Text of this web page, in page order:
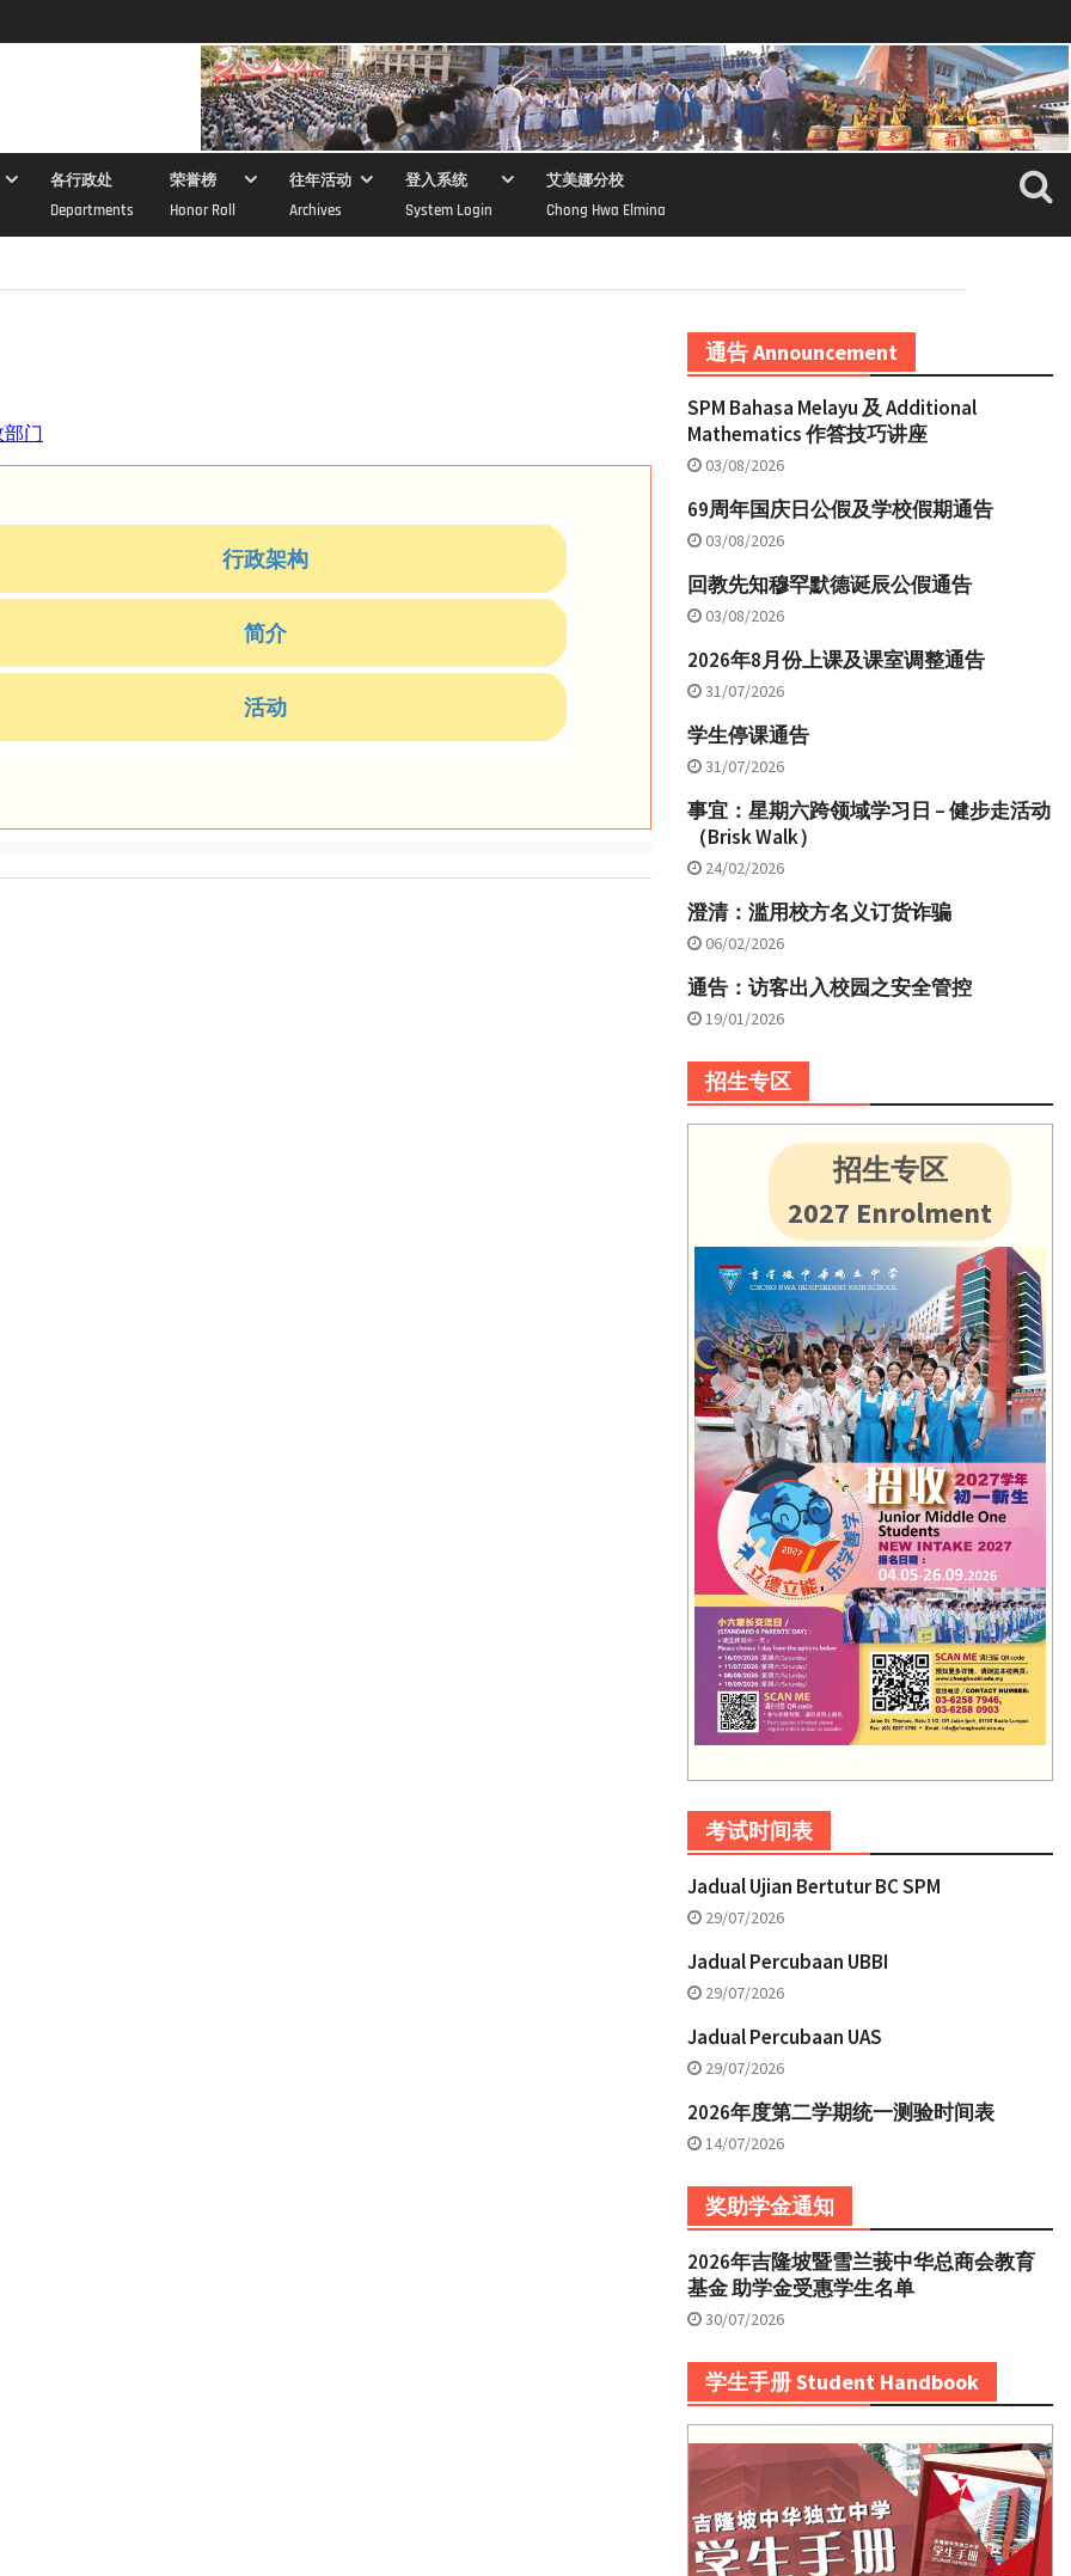
各行政处
Departments
荣誉榜
Honor Roll
往年活动
Archives
登入系统
System Login
艾美娜分校
Chong Hwa Elmina
门
行政架构
简介
活动
通告 Announcement
SPM Bahasa Melayu 及 Additional
Mathematics 作答技巧讲座
03/08/2026
69周年国庆日公假及学校假期通告
03/08/2026
回教先知穆罕默德诞辰公假通告
03/08/2026
2026年8月份上课及课室调整通告
31/07/2026
学生停课通告
31/07/2026
事宜：星期六跨领域学习日 – 健步走活动
（Brisk Walk）
24/02/2026
澄清：滥用校方名义订货诈骗
06/02/2026
通告：访客出入校园之安全管控
19/01/2026
招生专区
招生专区
2027 Enrolment
考试时间表
Jadual Ujian Bertutur BC SPM
29/07/2026
Jadual Percubaan UBBI
29/07/2026
Jadual Percubaan UAS
29/07/2026
2026年度第二学期统一测验时间表
14/07/2026
奖助学金通知
2026年吉隆坡暨雪兰莪中华总商会教育
基金 助学金受惠学生名单
30/07/2026
学生手册 Student Handbook